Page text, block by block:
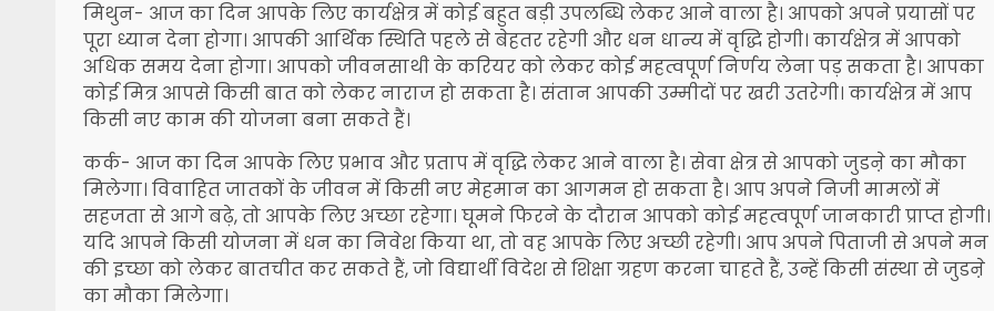
मिथुन- आज का दिन आपके लिए कार्यक्षेत्र में कोई बहुत बड़ी उपलब्धि लेकर आने वाला है। आपको अपने प्रयासों पर
पूरा ध्यान देना होगा। आपकी आर्थिक स्थिति पहले से बेहतर रहेगी और धन धान्य में वृद्धि होगी। कार्यक्षेत्र में आपको
अधिक समय देना होगा। आपको जीवनसाथी के करियर को लेकर कोई महत्वपूर्ण निर्णय लेना पड़ सकता है। आपका
कोई मित्र आपसे किसी बात को लेकर नाराज हो सकता है। संतान आपकी उम्मीदों पर खरी उतरेगी। कार्यक्षेत्र में आप
किसी नए काम की योजना बना सकते हैं।
कर्क- आज का दिन आपके लिए प्रभाव और प्रताप में वृद्धि लेकर आने वाला है। सेवा क्षेत्र से आपको जुडऩे का मौका
मिलेगा। विवाहित जातकों के जीवन में किसी नए मेहमान का आगमन हो सकता है। आप अपने निजी मामलों में
सहजता से आगे बढ़े, तो आपके लिए अच्छा रहेगा। घूमने फिरने के दौरान आपको कोई महत्वपूर्ण जानकारी प्राप्त होगी।
यदि आपने किसी योजना में धन का निवेश किया था, तो वह आपके लिए अच्छी रहेगी। आप अपने पिताजी से अपने मन
की इच्छा को लेकर बातचीत कर सकते हैं, जो विद्यार्थी विदेश से शिक्षा ग्रहण करना चाहते हैं, उन्हें किसी संस्था से जुडऩे
का मौका मिलेगा।